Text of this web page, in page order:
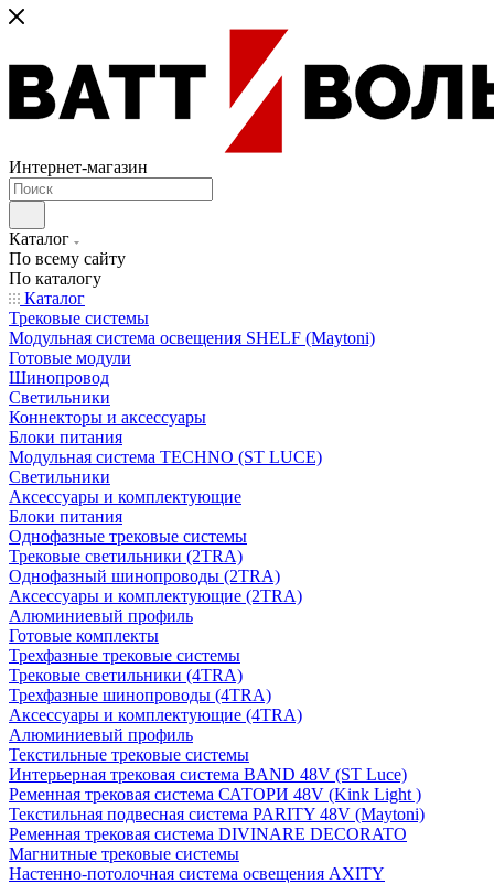
Интернет-магазин
Каталог
По всему сайту
По каталогу
Каталог
Трековые системы
Модульная система освещения SHELF (Maytoni)
Готовые модули
Шинопровод
Светильники
Коннекторы и аксессуары
Блоки питания
Модульная система TECHNO (ST LUCE)
Светильники
Аксессуары и комплектующие
Блоки питания
Однофазные трековые системы
Трековые светильники (2TRA)
Однофазный шинопроводы (2TRA)
Аксессуары и комплектующие (2TRA)
Алюминиевый профиль
Готовые комплекты
Трехфазные трековые системы
Трековые светильники (4TRA)
Трехфазные шинопроводы (4TRA)
Аксессуары и комплектующие (4TRA)
Алюминиевый профиль
Текстильные трековые системы
Интерьерная трековая система BAND 48V (ST Luce)
Ременная трековая система САТОРИ 48V (Kink Light )
Текстильная подвесная система PARITY 48V (Maytoni)
Ременная трековая система DIVINARE DECORATO
Магнитные трековые системы
Настенно-потолочная система освещения AXITY